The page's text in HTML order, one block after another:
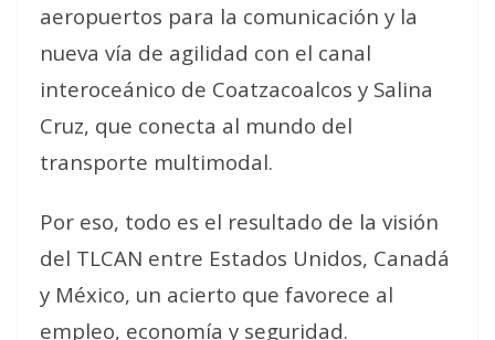
aeropuertos para la comunicación y la
nueva vía de agilidad con el canal
interoceánico de Coatzacoalcos y Salina
Cruz, que conecta al mundo del
transporte multimodal.
Por eso, todo es el resultado de la visión
del TLCAN entre Estados Unidos, Canadá
y México, un acierto que favorece al
empleo, economía y seguridad.